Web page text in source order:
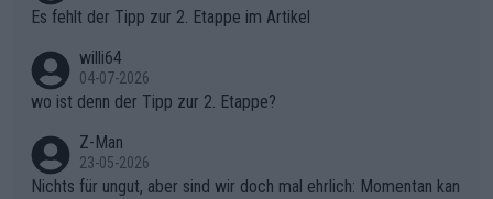
Es fehlt der Tipp zur 2. Etappe im Artikel
willi64
04-07-2026
wo ist denn der Tipp zur 2. Etappe?
Z-Man
23-05-2026
Nichts für ungut, aber sind wir doch mal ehrlich: Momentan kan